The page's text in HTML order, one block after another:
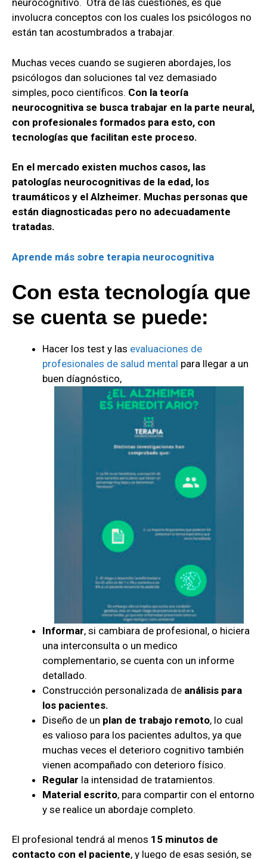
neurocognitivo. Otra de las cuestiones, es que
involucra conceptos con los cuales los psicólogos no
están tan acostumbrados a trabajar.
Muchas veces cuando se sugieren abordajes, los
psicólogos dan soluciones tal vez demasiado
simples, poco científicos. Con la teoría
neurocognitiva se busca trabajar en la parte neural,
con profesionales formados para esto, con
tecnologías que facilitan este proceso.
En el mercado existen muchos casos, las
patologías neurocognitivas de la edad, los
traumáticos y el Alzheimer. Muchas personas que
están diagnosticadas pero no adecuadamente
tratadas.
Aprende más sobre terapia neurocognitiva
Con esta tecnología que
se cuenta se puede:
Hacer los test y las evaluaciones de
profesionales de salud mental para llegar a un
buen díagnóstico,
Informar, si cambiara de profesional, o hiciera
una interconsulta o un medico
complementario, se cuenta con un informe
detallado.
Construcción personalizada de análisis para
los pacientes.
Diseño de un plan de trabajo remoto, lo cual
es valioso para los pacientes adultos, ya que
muchas veces el deterioro cognitivo también
vienen acompañado con deterioro físico.
Regular la intensidad de tratamientos.
Material escrito, para compartir con el entorno
y se realice un abordaje completo.
El profesional tendrá al menos 15 minutos de
contacto con el paciente, y luego de esas sesión, se